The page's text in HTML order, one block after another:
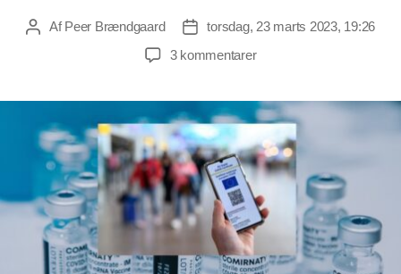
Indlægsforfatter
AfPeer Brændgaard Indlægsdato
torsdag, 23 marts 2023, 19:26
3 kommentarertil
ikke
i
graven
–
tværtimod